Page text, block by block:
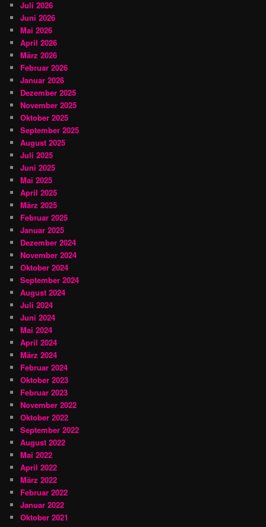
Juli 2026
Juni 2026
Mai 2026
April 2026
März 2026
Februar 2026
Januar 2026
Dezember 2025
November 2025
Oktober 2025
September 2025
August 2025
Juli 2025
Juni 2025
Mai 2025
April 2025
März 2025
Februar 2025
Januar 2025
Dezember 2024
November 2024
Oktober 2024
September 2024
August 2024
Juli 2024
Juni 2024
Mai 2024
April 2024
März 2024
Februar 2024
Oktober 2023
Februar 2023
November 2022
Oktober 2022
September 2022
August 2022
Mai 2022
April 2022
März 2022
Februar 2022
Januar 2022
Oktober 2021